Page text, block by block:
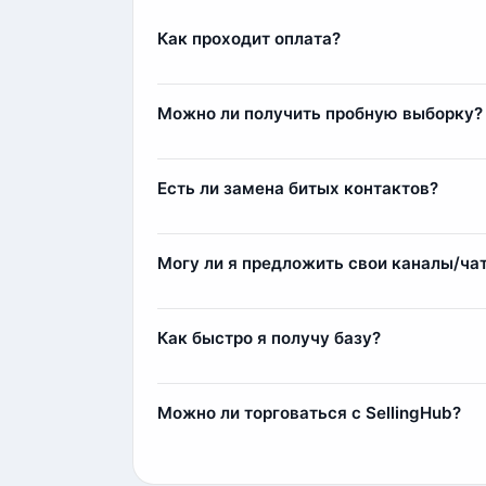
Как проходит оплата?
Комиссия составляет 11%, например, при
Можно ли получить пробную выборку?
реальное качество данных и пример
Есть ли замена битых контактов?
контакты (заблокированные аккаунты
компенсации мы добавим
Могу ли я предложить свои каналы/
1) Мы парсим и выкладываем контакты у
2) Индивидуальный парсинг по вашим
Как быстро я получу базу?
несколько минут.
Можно ли торговаться с SellingHub?